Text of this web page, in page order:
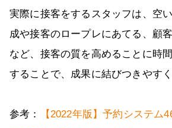
実際に接客をするスタッフは、空
成や接客のロープレにあてる、顧
など、接客の質を高めることに時
することで、成果に結びつきやすく
参考：
【2022年版】予約システム